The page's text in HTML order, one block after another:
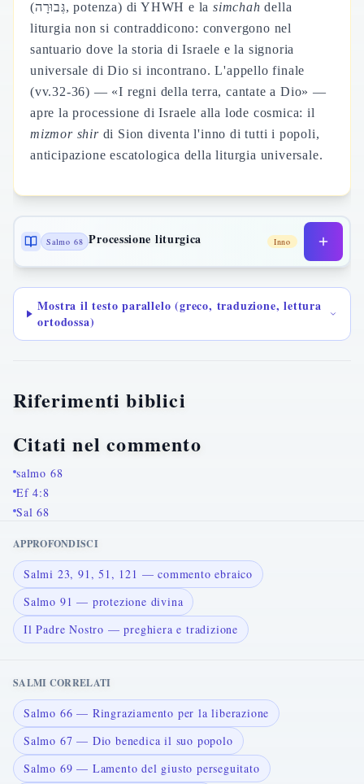
(גְּבוּרָה, potenza) di YHWH e lasimchah della
liturgia non si contraddicono: convergono nel
santuario dove la storia di Israele e la signoria
universale di Dio si incontrano. L'appello finale
(vv.32-36) — «I regni della terra, cantate a Dio» —
apre la processione di Israele alla lode cosmica: il
mizmor shirdi Sion diventa l'inno di tutti i popoli,
anticipazione escatologica della liturgia universale.
Salmo 68 Processione liturgica Inno
Mostra il testo parallelo (greco, traduzione, lettura
ortodossa)
Riferimenti biblici
Citati nel commento
salmo 68
Ef 4:8
Sal 68
APPROFONDISCI
Salmi 23, 91, 51, 121 — commento ebraico
Salmo 91 — protezione divina
Il Padre Nostro — preghiera e tradizione
SALMI CORRELATI
Salmo 66 — Ringraziamento per la liberazione
Salmo 67 — Dio benedica il suo popolo
Salmo 69 — Lamento del giusto perseguitato